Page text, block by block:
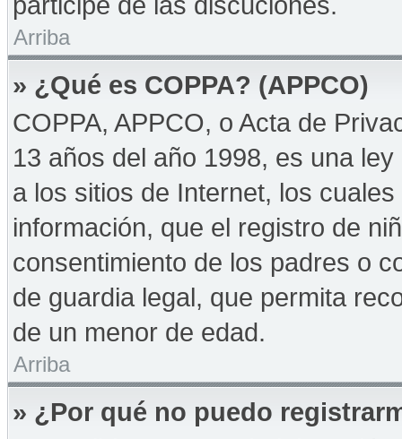
Arriba
» ¿Qué es COPPA? (APPCO)
COPPA, APPCO, o Acta de
13 años del año 1998, es una
a los sitios de Internet, los
información, que el registro de
consentimiento de los padres o
de guardia legal, que permita
de un menor de edad.
Arriba
» ¿Por qué no puedo